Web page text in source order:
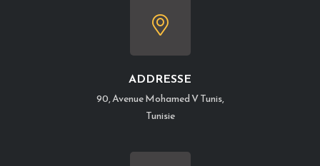
ADDRESSE
90, Avenue Mohamed V Tunis,
Tunisie